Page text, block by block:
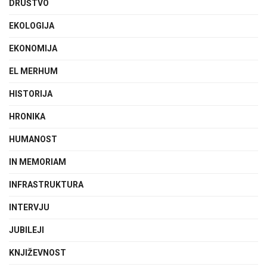
DRUŠTVO
EKOLOGIJA
EKONOMIJA
EL MERHUM
HISTORIJA
HRONIKA
HUMANOST
IN MEMORIAM
INFRASTRUKTURA
INTERVJU
JUBILEJI
KNJIŽEVNOST